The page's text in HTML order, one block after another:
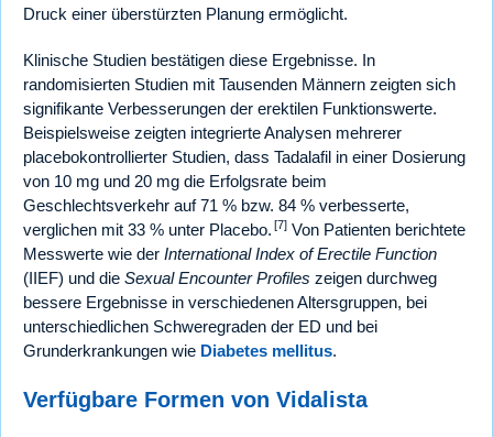
Druck einer überstürzten Planung ermöglicht.
Klinische Studien bestätigen diese Ergebnisse. In
randomisierten Studien mit Tausenden Männern zeigten sich
signifikante Verbesserungen der erektilen Funktionswerte.
Beispielsweise zeigten integrierte Analysen mehrerer
placebokontrollierter Studien, dass Tadalafil in einer Dosierung
von 10 mg und 20 mg die Erfolgsrate beim
Geschlechtsverkehr auf 71 % bzw. 84 % verbesserte,
verglichen mit 33 % unter Placebo. [7] Von Patienten berichtete
Messwerte wie der International Index of Erectile Function
(IIEF) und die Sexual Encounter Profiles zeigen durchweg
bessere Ergebnisse in verschiedenen Altersgruppen, bei
unterschiedlichen Schweregraden der ED und bei
Grunderkrankungen wie Diabetes mellitus.
Verfügbare Formen von Vidalista